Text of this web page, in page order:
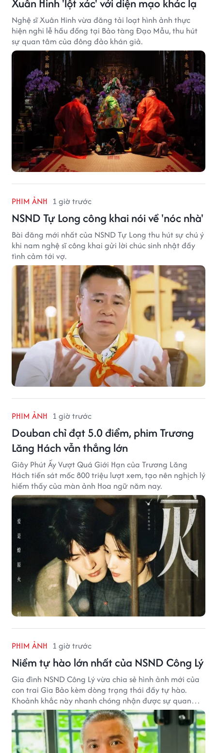
Nghệ sĩ Xuân Hinh vừa đăng tải loạt hình ảnh thực
hiện nghi lễ hầu đồng tại Bảo tàng Đạo Mẫu, thu hút
sự quan tâm của đông đảo khán giả.
PHIM ẢNH 1 giờ trước
NSND Tự Long công khai nói về 'nóc nhà'
Bài đăng mới nhất của NSND Tự Long thu hút sự chú ý
khi nam nghệ sĩ công khai gửi lời chúc sinh nhật đầy
tình cảm tới vợ.
PHIM ẢNH 1 giờ trước
Douban chỉ đạt 5.0 điểm, phim Trương
Lăng Hách vẫn thắng lớn
Giây Phút Ấy Vượt Quá Giới Hạn của Trương Lăng
Hách tiến sát mốc 800 triệu lượt xem, tạo nên nghịch lý
hiếm thấy của màn ảnh Hoa ngữ năm nay.
PHIM ẢNH 1 giờ trước
Niềm tự hào lớn nhất của NSND Công Lý
Gia đình NSND Công Lý vừa chia sẻ hình ảnh mới của
con trai Gia Bảo kèm dòng trạng thái đầy tự hào.
Khoảnh khắc này nhanh chóng nhận được sự quan
tâm từ đông đảo khán giả.